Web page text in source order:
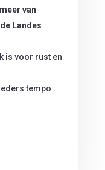
van
Landes
is voor rust en
tempo